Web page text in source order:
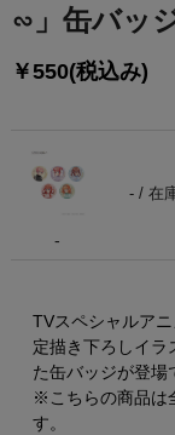
∽」缶バッ
￥550(税込み)
-
- /在
TVスペシャルア
定描き下ろしイラ
た缶バッジが登場
※こちらの商品は
す。